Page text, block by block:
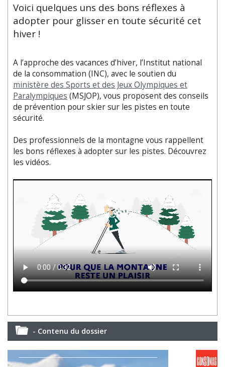
Voici quelques uns des bons réflexes à
adopter pour glisser en toute sécurité cet
hiver !
A l’approche des vacances d’hiver, l’Institut national
de la consommation (INC), avec le soutien du
ministère des Sports et des Jeux Olympiques et
Paralympiques (MSJOP), vous proposent des conseils
de prévention pour skier sur les pistes en toute
sécurité.
Des professionnels de la montagne vous rappellent
les bons réflexes à adopter sur les pistes. Découvrez
les vidéos.
- Contenu du dossier